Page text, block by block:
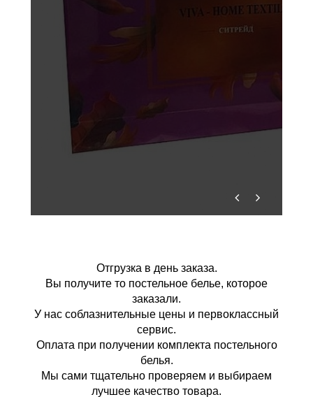
Отгрузка в день заказа.
Вы получите то постельное белье, которое
заказали.
У нас соблазнительные цены и первоклассный
сервис.
Оплата при получении комплекта постельного
белья.
Мы сами тщательно проверяем и выбираем
лучшее качество товара.